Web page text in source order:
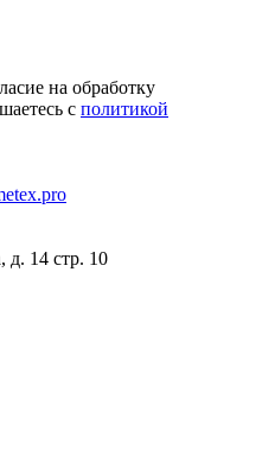
на обработку
с политикой
д. 14 стр. 10